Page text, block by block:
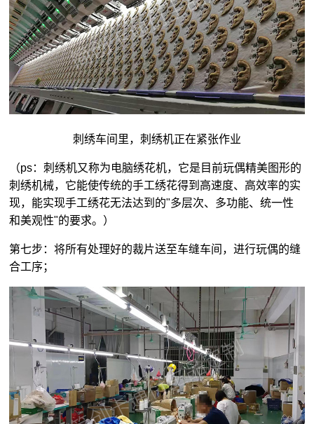
刺绣车间里，刺绣机正在紧张作业
（ps：刺绣机又称为电脑绣花机，它是目前玩偶精美图形的
刺绣机械，它能使传统的手工绣花得到高速度、高效率的实
现，能实现手工绣花无法达到的"多层次、多功能、统一性
和美观性"的要求。）
第七步：将所有处理好的裁片送至车缝车间，进行玩偶的缝
合工序；